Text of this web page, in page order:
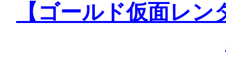
【ゴールド仮面レ